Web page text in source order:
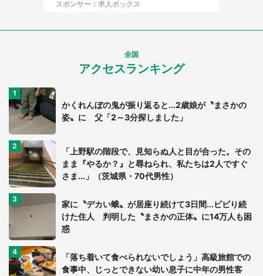
スポンサー：求人ボックス
全国
アクセスランキング
かくれんぼの鬼が振り返ると...2歳娘が〝まさかの
姿〟に 父「2～3分探しました」
「上野駅の階段で、見知らぬ人と目が合った。その
まま『やるか？』と尋ねられ、私たちは2人ですぐ
さま...」（茨城県・70代男性）
家に〝デカい蛾〟が居座り続けて3日間...ビビり続
けた住人 判明した〝まさかの正体〟に14万人も困
惑
「落ち着いて食べられないでしょう」高級旅館での
食事中、じっとできない幼い息子に中年の男性客